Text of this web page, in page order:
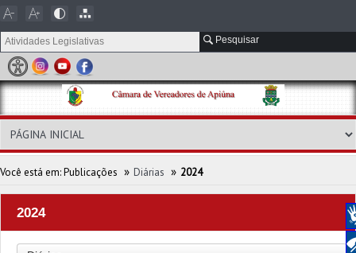
Pesquisar
Você está em:Publicações » Diárias » 2024
2024